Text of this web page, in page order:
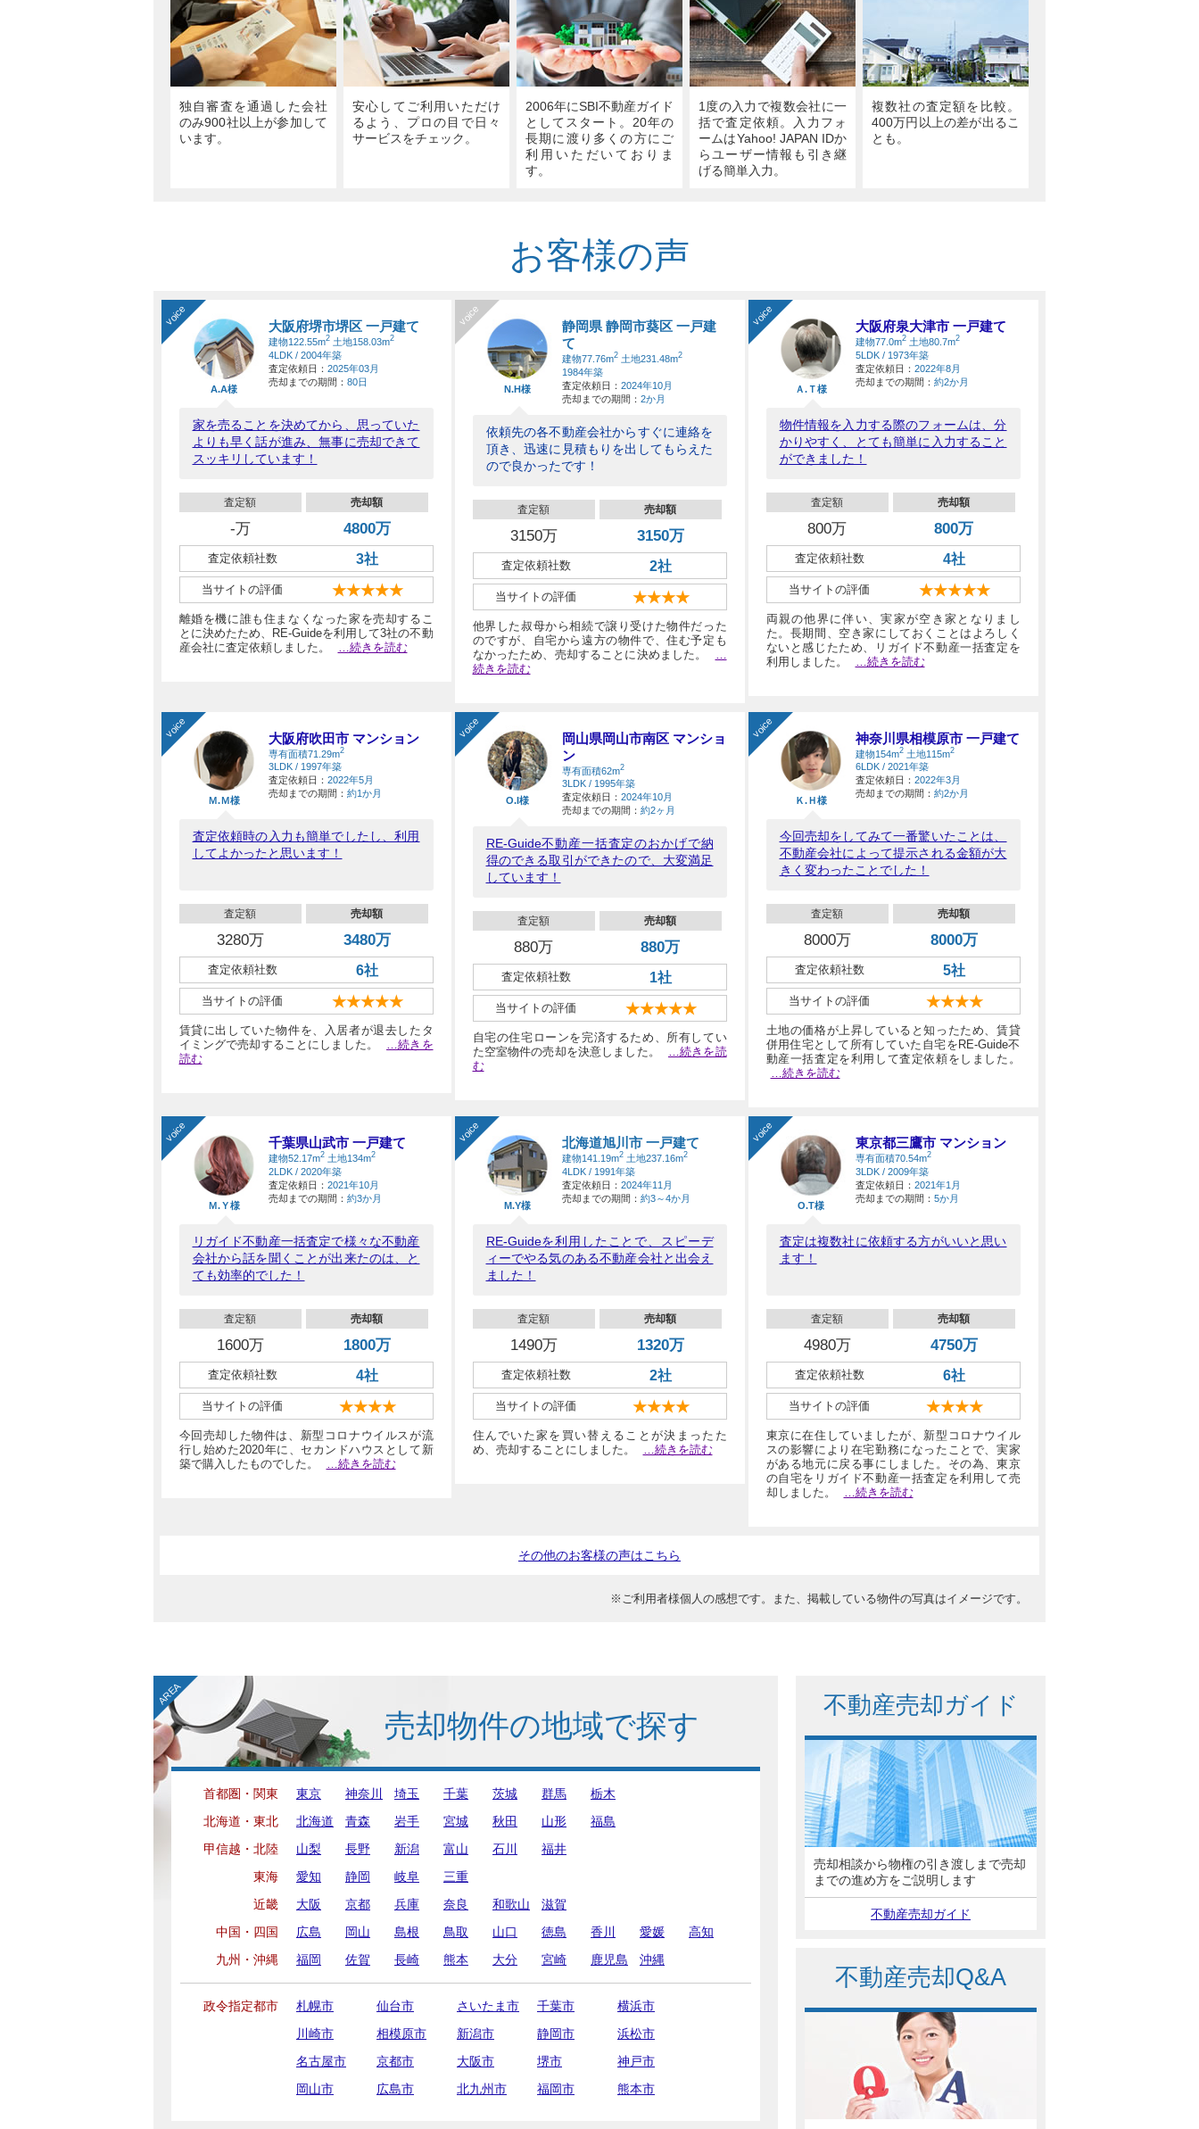
独自審査を通過した会社
のみ900社以上が参加して
います。
安心してご利用いただけ
るよう、プロの目で日々
サービスをチェック。
2006年にSBI不動産ガイド
としてスタート。20年の
長期に渡り多くの方にご
利用いただいておりま
す。
1度の入力で複数会社に一
括で査定依頼。入力フォ
ームはYahoo! JAPAN IDか
らユーザー情報も引き継
げる簡単入力。
複数社の査定額を比較。
400万円以上の差が出るこ
とも。
お客様の声
voice
A.A様
大阪府堺市堺区 一戸建て
建物122.55m2土地158.03m2
4LDK / 2004年築
査定依頼日： 2025年03月
売却までの期間： 80日
家を売ることを決めてから、思っていた
よりも早く話が進み、無事に売却できて
スッキリしています！
査定額
-万
売却額
4800万
査定依頼社数 3社
当サイトの評価 ★★★★★
離婚を機に誰も住まなくなった家を売却するこ
とに決めたため、RE-Guideを利用して3社の不動
産会社に査定依頼しました。
…続きを読む
voice
N.H様
静岡県 静岡市葵区 一戸建
て
建物77.76m2土地231.48m2
1984年築
査定依頼日： 2024年10月
売却までの期間： 2か月
依頼先の各不動産会社からすぐに連絡を
頂き、迅速に見積もりを出してもらえた
ので良かったです！
査定額
3150万
売却額
3150万
査定依頼社数 2社
当サイトの評価 ★★★★
他界した叔母から相続で譲り受けた物件だった
のですが、自宅から遠方の物件で、住む予定も
なかったため、売却することに決めました。
続きを読む
voice
Ａ.Ｔ様
大阪府泉大津市 一戸建て
建物77.0m2土地80.7m2
5LDK / 1973年築
査定依頼日： 2022年8月
売却までの期間： 約2か月
物件情報を入力する際のフォームは、分
かりやすく、とても簡単に入力すること
ができました！
査定額
800万
売却額
800万
査定依頼社数 4社
当サイトの評価 ★★★★★
両親の他界に伴い、実家が空き家となりまし
た。長期間、空き家にしておくことはよろしく
ないと感じたため、リガイド不動産一括査定を
利用しました。
…続きを読む
voice
Ｍ.Ｍ様
大阪府吹田市 マンション
専有面積71.29m2
3LDK / 1997年築
査定依頼日： 2022年5月
売却までの期間： 約1か月
査定依頼時の入力も簡単でしたし、利用
してよかったと思います！
査定額
3280万
売却額
3480万
査定依頼社数 6社
当サイトの評価 ★★★★★
賃貸に出していた物件を、入居者が退去したタ
イミングで売却することにしました。
…続きを
読む
voice
O.I様
岡山県岡山市南区 マンショ
ン
専有面積62m2
3LDK / 1995年築
査定依頼日： 2024年10月
売却までの期間： 約2ヶ月
RE-Guide不動産一括査定のおかげで納
得のできる取引ができたので、大変満足
しています！
査定額
880万
売却額
880万
査定依頼社数 1社
当サイトの評価 ★★★★★
自宅の住宅ローンを完済するため、所有してい
た空室物件の売却を決意しました。
…続きを読
む
voice
Ｋ.Ｈ様
神奈川県相模原市 一戸建て
建物154m2土地115m2
6LDK / 2021年築
査定依頼日： 2022年3月
売却までの期間： 約2か月
今回売却をしてみて一番驚いたことは、
不動産会社によって提示される金額が大
きく変わったことでした！
査定額
8000万
売却額
8000万
査定依頼社数 5社
当サイトの評価 ★★★★
土地の価格が上昇していると知ったため、賃貸
併用住宅として所有していた自宅をRE-Guide不
動産一括査定を利用して査定依頼をしました。
…続きを読む
voice
Ｍ.Ｙ様
千葉県山武市 一戸建て
建物52.17m2土地134m2
2LDK / 2020年築
査定依頼日： 2021年10月
売却までの期間： 約3か月
リガイド不動産一括査定で様々な不動産
会社から話を聞くことが出来たのは、と
ても効率的でした！
査定額
1600万
売却額
1800万
査定依頼社数 4社
当サイトの評価 ★★★★
今回売却した物件は、新型コロナウイルスが流
行し始めた2020年に、セカンドハウスとして新
築で購入したものでした。
…続きを読む
voice
M.Y様
北海道旭川市 一戸建て
建物141.19m2土地237.16m2
4LDK / 1991年築
査定依頼日： 2024年11月
売却までの期間： 約3～4か月
RE-Guideを利用したことで、スピーデ
ィーでやる気のある不動産会社と出会え
ました！
査定額
1490万
売却額
1320万
査定依頼社数 2社
当サイトの評価 ★★★★
住んでいた家を買い替えることが決まったた
め、売却することにしました。
…続きを読む
voice
O.T様
東京都三鷹市 マンション
専有面積70.54m2
3LDK / 2009年築
査定依頼日： 2021年1月
売却までの期間： 5か月
査定は複数社に依頼する方がいいと思い
ます！
査定額
4980万
売却額
4750万
査定依頼社数 6社
当サイトの評価 ★★★★
東京に在住していましたが、新型コロナウイル
スの影響により在宅勤務になったことで、実家
がある地元に戻る事にしました。その為、東京
の自宅をリガイド不動産一括査定を利用して売
却しました。
…続きを読む
その他のお客様の声はこちら
※ご利用者様個人の感想です。また、掲載している物件の写真はイメージです。
AREA
売却物件の地域で探す
首都圏・関東 東京 神奈川 埼玉 千葉 茨城 群馬
栃木
北海道・東北
北海道 青森 岩手 宮城 秋田 山形
福島
甲信越・北陸
山梨 長野 新潟 富山 石川
福井
東海
愛知 静岡 岐阜
三重
近畿
大阪 京都 兵庫 奈良 和歌山
滋賀
中国・四国
広島 岡山 島根 鳥取 山口 徳島 香川 愛媛
高知
九州・沖縄
福岡 佐賀 長崎 熊本 大分 宮崎 鹿児島 沖縄
政令指定都市 札幌市 仙台市 さいたま市 千葉市
横浜市
川崎市
相模原市 新潟市 静岡市
浜松市
名古屋市
京都市 大阪市 堺市
神戸市
岡山市
広島市 北九州市 福岡市 熊本市
不動産売却ガイド
売却相談から物権の引き渡しまで売却
までの進め方をご説明します
不動産売却ガイド
不動産売却Q&A